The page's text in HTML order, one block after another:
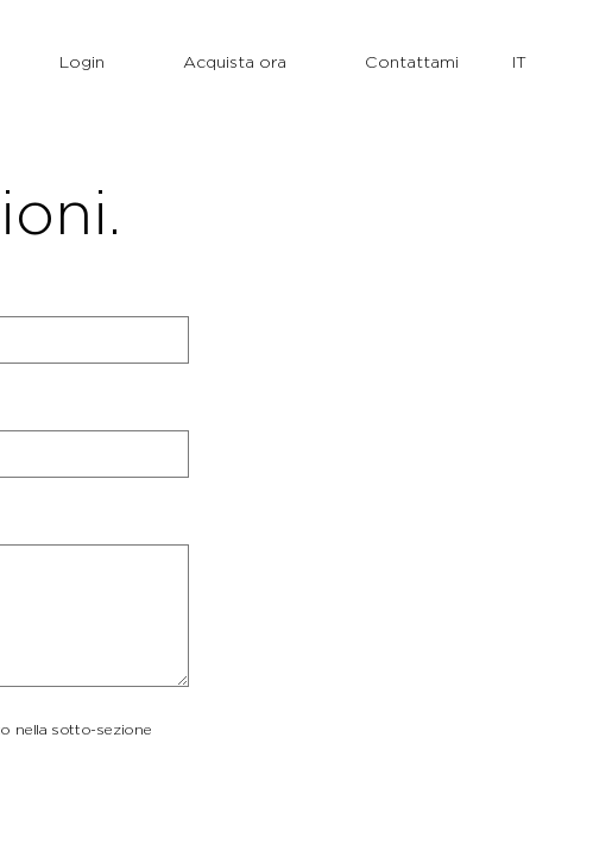
Login Acquista ora Contattami
nella sotto-sezione